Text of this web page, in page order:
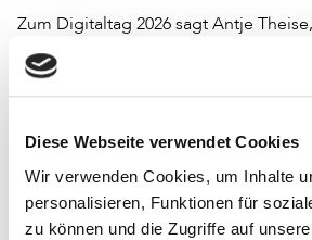
Diese Webseite verwendet Cookies
Wir verwenden Cookies, um Inhalte
personalisieren, Funktionen für
zu können und die Zugriffe auf
Zum Digitaltag 2026 sagt Antje
des Deutschen Bibliotheksverbandes
Angebote können den Alltag vieler
Gleichzeitig wird es immer wichtiger,
Datenmissbrauch aufzuklären –
Kinder und Jugendliche.
Bibliotheken leisten hier einen